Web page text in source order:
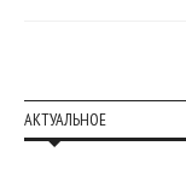
АКТУАЛЬНОЕ